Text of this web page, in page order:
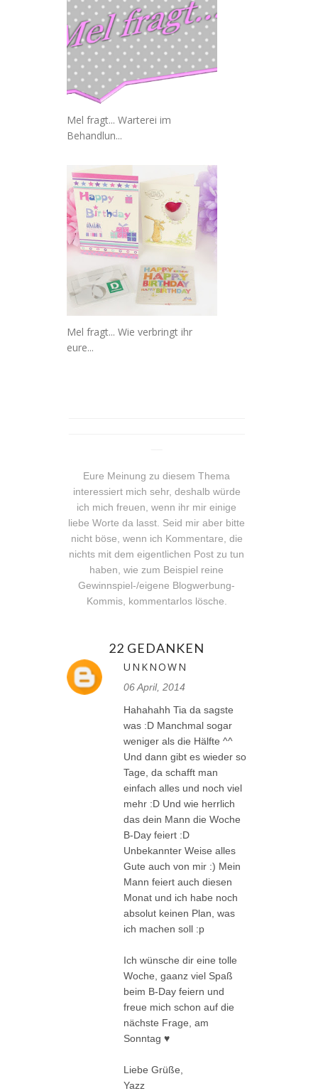
Mel fragt... Warterei im
Behandlun...
Mel fragt... Wie verbringt ihr
eure...
Eure Meinung zu diesem Thema
interessiert mich sehr, deshalb würde
ich mich freuen, wenn ihr mir einige
liebe Worte da lasst. Seid mir aber bitte
nicht böse, wenn ich Kommentare, die
nichts mit dem eigentlichen Post zu tun
haben, wie zum Beispiel reine
Gewinnspiel-/eigene Blogwerbung-
Kommis, kommentarlos lösche.
22 GEDANKEN
UNKNOWN
06 April, 2014
Hahahahh Tia da sagste
was :D Manchmal sogar
weniger als die Hälfte ^^
Und dann gibt es wieder so
Tage, da schafft man
einfach alles und noch viel
mehr :D Und wie herrlich
das dein Mann die Woche
B-Day feiert :D
Unbekannter Weise alles
Gute auch von mir :) Mein
Mann feiert auch diesen
Monat und ich habe noch
absolut keinen Plan, was
ich machen soll :p
Ich wünsche dir eine tolle
Woche, gaanz viel Spaß
beim B-Day feiern und
freue mich schon auf die
nächste Frage, am
Sonntag ♥
Liebe Grüße,
Yazz